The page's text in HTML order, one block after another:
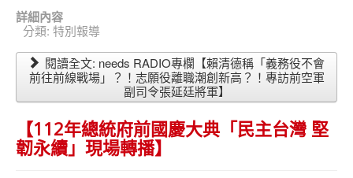
詳細內容
分類: 特別報導
閱讀全文: needs RADIO專欄【賴清德稱「義務役不會
前往前線戰場」？！志願役離職潮創新高？！專訪前空軍
副司令張延廷將軍】
【112年總統府前國慶大典「民主台灣 堅
韌永續」現場轉播】